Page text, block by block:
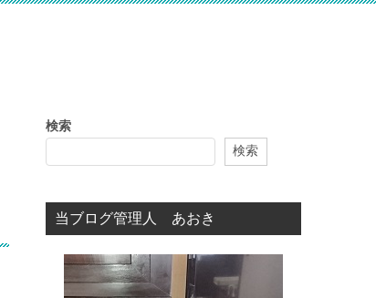
検索
検索
当ブログ管理人 あおき